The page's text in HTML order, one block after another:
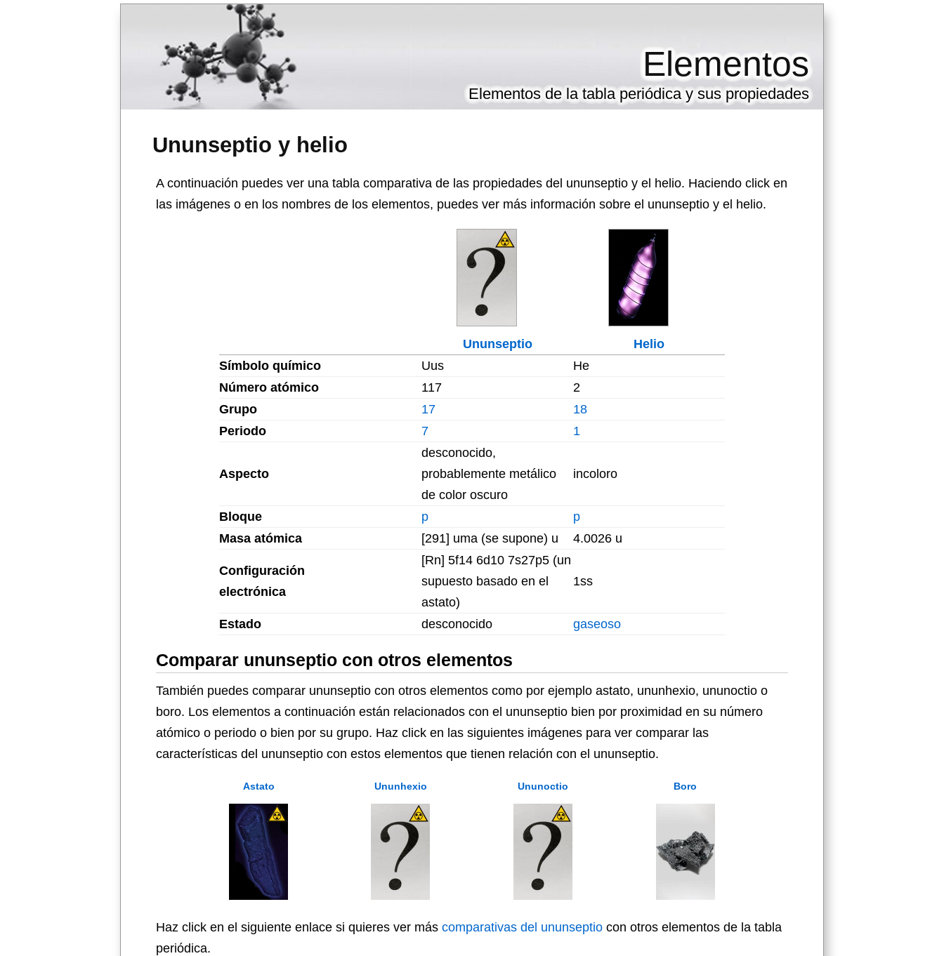
Ununseptio y helio
Elementos
Elementos de la tabla periódica y sus propiedades
A continuación puedes ver una tabla comparativa de las propiedades del ununseptio y el helio. Haciendo click en
las imágenes o en los nombres de los elementos, puedes ver más información sobre el ununseptio y el helio.
Ununseptio
Helio
Símbolo químico
Uus
He
Número atómico
117
2
Grupo
17
18
Periodo
7 1
Aspecto
desconocido,
probablemente metálico
de color oscuro
incoloro
Bloque p
p
Masa atómica
[291] uma (se supone) u 4.0026 u
Configuración
electrónica
[Rn] 5f14 6d10 7s27p5 (un
supuesto basado en el
astato)
1ss
Estado desconocido gaseoso
Comparar ununseptio con otros elementos
También puedes comparar ununseptio con otros elementos como por ejemplo astato, ununhexio, ununoctio o
boro. Los elementos a continuación están relacionados con el ununseptio bien por proximidad en su número
atómico o periodo o bien por su grupo. Haz click en las siguientes imágenes para ver comparar las
características del ununseptio con estos elementos que tienen relación con el ununseptio.
Astato Ununhexio Ununoctio Boro
Haz click en el siguiente enlace si quieres ver más comparativas del ununseptio con otros elementos de la tabla
periódica.